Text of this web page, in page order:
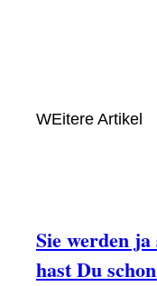
WEitere Artikel
Sie werden
hast Du